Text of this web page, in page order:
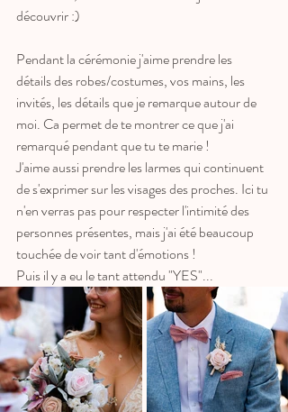
découvrir :)
Pendant la cérémonie j'aime prendre les
détails des robes/costumes, vos mains, les
invités, les détails que je remarque autour de
moi. Ca permet de te montrer ce que j'ai
remarqué pendant que tu te marie !
J'aime aussi prendre les larmes qui continuent
de s'exprimer sur les visages des proches. Ici tu
n'en verras pas pour respecter l'intimité des
personnes présentes, mais j'ai été beaucoup
touchée de voir tant d'émotions !
Puis il y a eu le tant attendu "YES"...